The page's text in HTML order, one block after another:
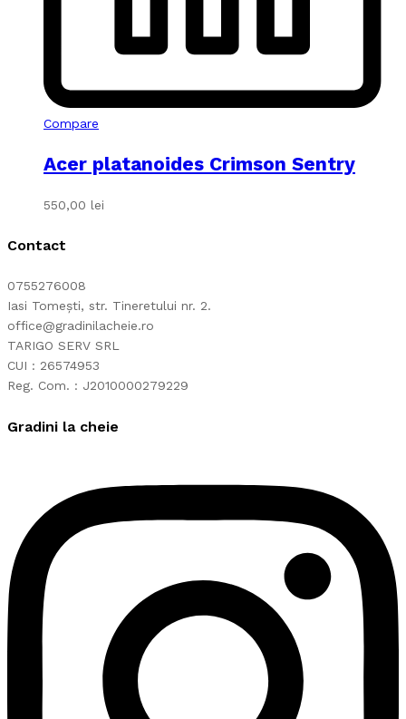
Compare
Acer platanoides Crimson Sentry
550,00 lei
Contact
0755276008
Iasi Tomești, str. Tineretului nr. 2.
office@gradinilacheie.ro
TARIGO SERV SRL
CUI : 26574953
Reg. Com. : J2010000279229
Gradini la cheie